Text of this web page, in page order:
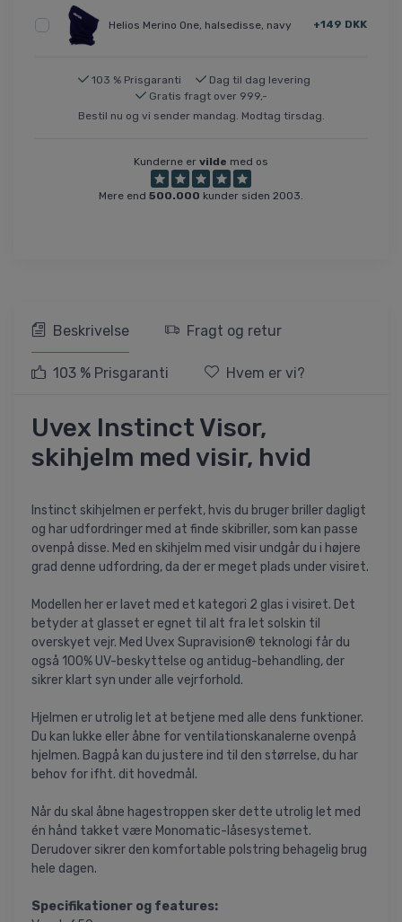
Helios Merino One, halsedisse, navy +149 DKK
103 % Prisgaranti
Dag til dag levering
Gratis fragt over 999,-
Bestil nu og vi sender mandag. Modtag tirsdag.
Kunderne er vilde med os
Mere end 500.000 kunder siden 2003.
Beskrivelse Fragt og retur
103 % Prisgaranti Hvem er vi?
Uvex Instinct Visor,
skihjelm med visir, hvid
Instinct skihjelmen er perfekt, hvis du bruger briller dagligt
og har udfordringer med at finde skibriller, som kan passe
ovenpå disse. Med en skihjelm med visir undgår du i højere
grad denne udfordring, da der er meget plads under visiret.
Modellen her er lavet med et kategori 2 glas i visiret. Det
betyder at glasset er egnet til alt fra let solskin til
overskyet vejr. Med Uvex Supravision® teknologi får du
også 100% UV-beskyttelse og antidug-behandling, der
sikrer klart syn under alle vejrforhold.
Hjelmen er utrolig let at betjene med alle dens funktioner.
Du kan lukke eller åbne for ventilationskanalerne ovenpå
hjelmen. Bagpå kan du justere ind til den størrelse, du har
behov for ifht. dit hovedmål.
Når du skal åbne hagestroppen sker dette utrolig let med
én hånd takket være Monomatic-låsesystemet.
Derudover sikrer den komfortable polstring behagelig brug
hele dagen.
Specifikationer og features: